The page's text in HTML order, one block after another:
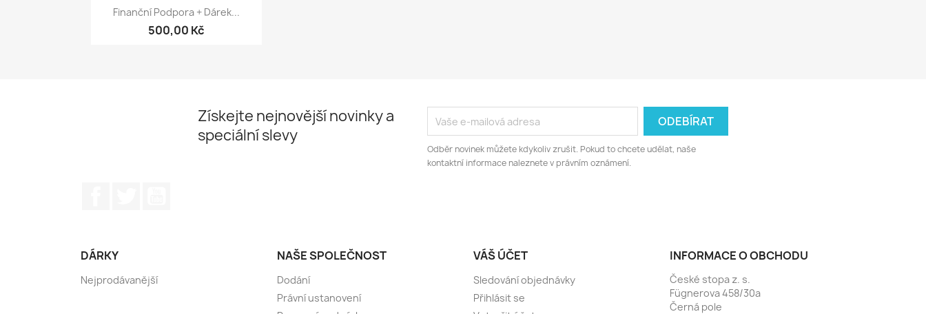
Rychlý náhled
Finanční Podpora + Dárek...
500,00 Kč
Získejte nejnovější novinky a
speciální slevy
Odběr novinek můžete kdykoliv zrušit. Pokud to chcete udělat, naše
kontaktní informace naleznete v právním oznámení.
DÁRKY
Nejprodávanější
NAŠE SPOLEČNOST
Dodání
Právní ustanovení
VÁŠ ÚČET
Sledování objednávky
Přihlásit se
INFORMACE O OBCHODU
České stopa z. s.
Fügnerova 458/30a
Černá pole